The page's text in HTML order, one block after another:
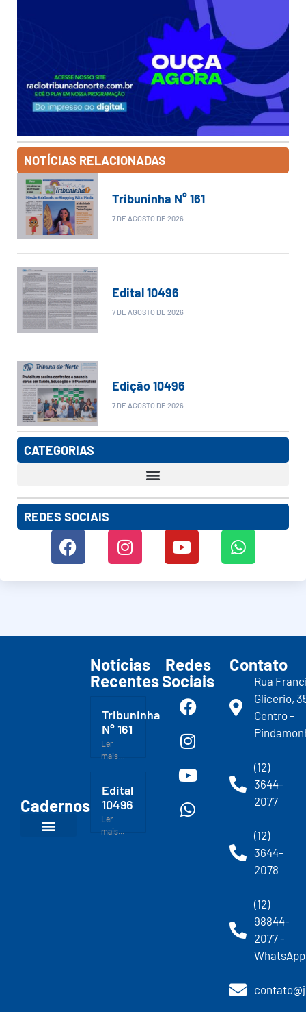
NOTÍCIAS RELACIONADAS
Tribuninha N° 161
7 DE AGOSTO DE 2026
Edital 10496
7 DE AGOSTO DE 2026
Edição 10496
7 DE AGOSTO DE 2026
CATEGORIAS
REDES SOCIAIS
Cadernos
Notícias
Recentes
Tribuninha
N° 161
Ler
mais...
Edital
10496
Ler
mais...
Redes
Sociais
Contato
Rua
Glicerio,
Centro -
(12)
3644-
2077
(12)
3644-
2078
(12)
98844-
2077 -
WhatsApp